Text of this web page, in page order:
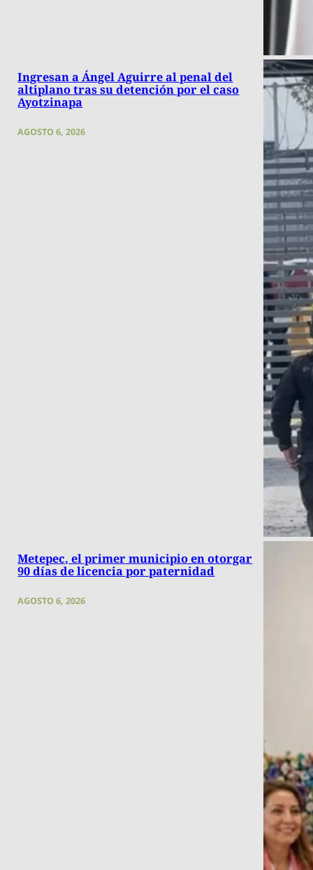
Ingresan a Ángel Aguirre al penal del
altiplano tras su detención por el caso
Ayotzinapa
AGOSTO 6, 2026
Metepec, el primer municipio en otorgar
90 días de licencia por paternidad
AGOSTO 6, 2026